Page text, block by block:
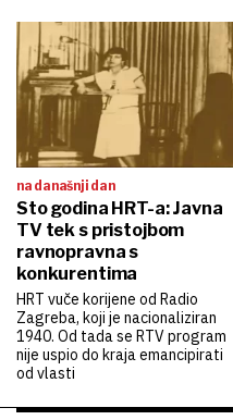
na današnji dan
Sto godina HRT-a: Javna
TV tek s pristojbom
ravnopravna s
konkurentima
HRT vuče korijene od Radio
Zagreba, koji je nacionaliziran
1940. Od tada se RTV program
nije uspio do kraja emancipirati
od vlasti